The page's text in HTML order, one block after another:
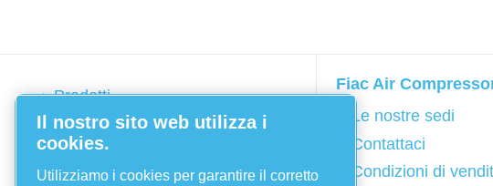
Prodotti
Catalogo online
Service
Applicazioni
Fiac Air
Le nostre sedi
Contattaci
Condizioni di
Il nostro sito web utilizza i
cookies.
Utilizziamo i cookies per garantire il corretto